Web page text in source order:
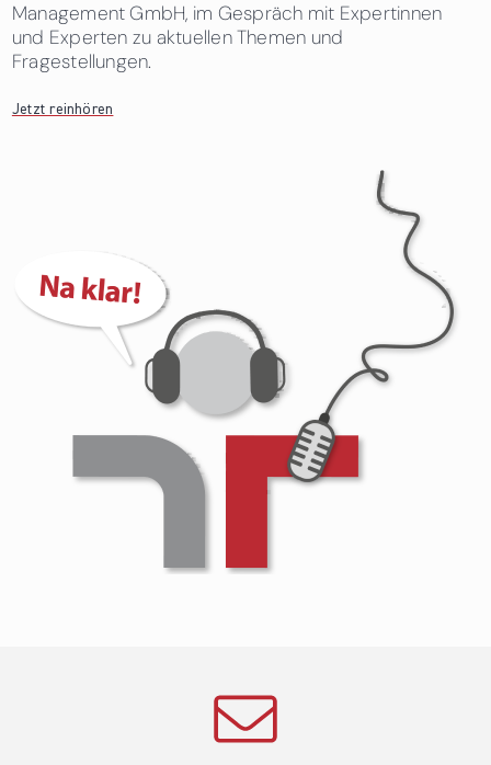
Management GmbH, im Gespräch mit Expertinnen
und Experten zu aktuellen Themen und
Fragestellungen.
Jetzt reinhören